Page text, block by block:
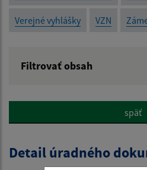
Verejné vyhlášky VZN
Filtrovať obsah
Popis:
Dátum zverejnenia od:
späť
Detail úradného